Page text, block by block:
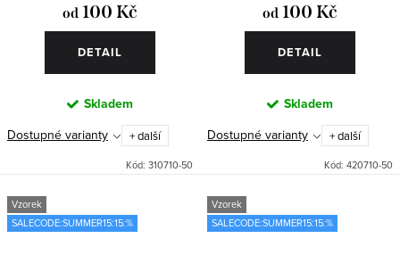
od 100 Kč
DETAIL
Skladem
Dostupné varianty + další
Kód: 310710-50
od 100 Kč
DETAIL
Skladem
Dostupné varianty + další
Kód: 420710-50
Vzorek
SALECODE:SUMMER15:15:%
Vzorek
SALECODE:SUMMER15:15:%